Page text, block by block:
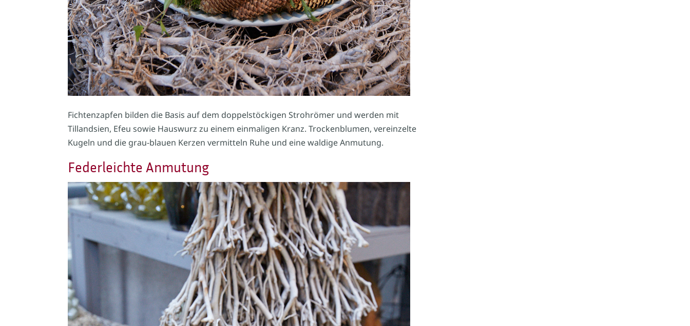
Fichtenzapfen bilden die Basis auf dem doppelstöckigen Strohrömer und werden mit
Tillandsien, Efeu sowie Hauswurz zu einem einmaligen Kranz. Trockenblumen, vereinzelte
Kugeln und die grau-blauen Kerzen vermitteln Ruhe und eine waldige Anmutung.
Federleichte Anmutung